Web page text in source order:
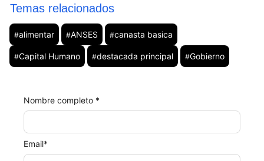
Temas relacionados
#alimentar #ANSES #canasta basica
#Capital Humano #destacada principal #Gobierno
Nombre completo *
Email*